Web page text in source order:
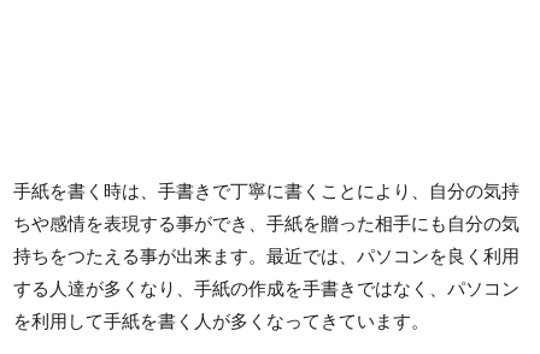
手紙を書く時は、手書きで丁寧に書くことにより、自分の気持
ちや感情を表現する事ができ、手紙を贈った相手にも自分の気
持ちをつたえる事が出来ます。最近では、パソコンを良く利用
する人達が多くなり、手紙の作成を手書きではなく、パソコン
を利用して手紙を書く人が多くなってきています。